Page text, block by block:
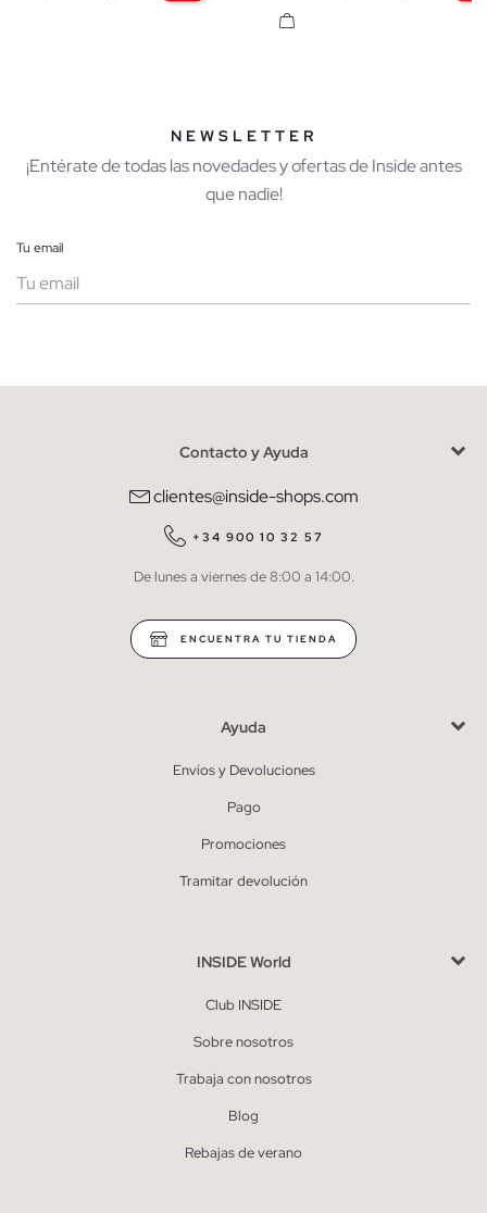
NEWSLETTER
¡Entérate de todas las novedades y ofertas de Inside antes
que nadie!
Tu email
He leído y entiendo lapolítica de privacidad
QUIERO SUSCRIBIRME
* Puedes cancelar la suscripción en cualquier momento.
Contacto y Ayuda
clientes@inside-shops.com
+34 900 10 32 57
De lunes a viernes de 8:00 a 14:00.
ENCUENTRA TU TIENDA
Ayuda
Envíos y Devoluciones
Pago
Promociones
Tramitar devolución
INSIDE World
Club INSIDE
Sobre nosotros
Trabaja con nosotros
Blog
Rebajas de verano